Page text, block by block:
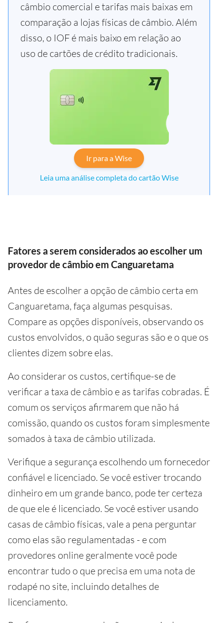
câmbio comercial e tarifas mais baixas em
comparação a lojas físicas de câmbio. Além
disso, o IOF é mais baixo em relação ao
uso de cartões de crédito tradicionais.
Ir para a Wise
Leia uma análise completa do cartão Wise
Fatores a serem considerados ao escolher um
provedor de câmbio em Canguaretama
Antes de escolher a opção de câmbio certa em
Canguaretama, faça algumas pesquisas.
Compare as opções disponíveis, observando os
custos envolvidos, o quão seguras são e o que os
clientes dizem sobre elas.
Ao considerar os custos, certifique-se de
verificar a taxa de câmbio e as tarifas cobradas. É
comum os serviços afirmarem que não há
comissão, quando os custos foram simplesmente
somados à taxa de câmbio utilizada.
Verifique a segurança escolhendo um fornecedor
confiável e licenciado. Se você estiver trocando
dinheiro em um grande banco, pode ter certeza
de que ele é licenciado. Se você estiver usando
casas de câmbio físicas, vale a pena perguntar
como elas são regulamentadas - e com
provedores online geralmente você pode
encontrar tudo o que precisa em uma nota de
rodapé no site, incluindo detalhes de
licenciamento.